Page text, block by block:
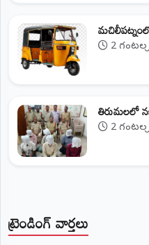
ట్రెండింగ్ వార్తలు
2 గంటల
తిరుమలలో
2 గంటల